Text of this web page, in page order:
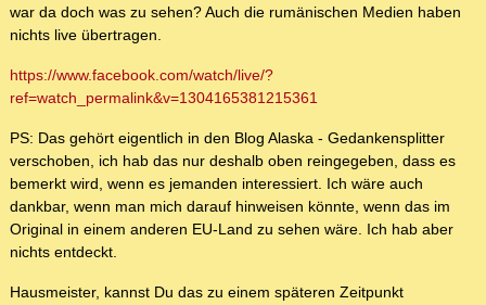
war da doch was zu sehen? Auch die rumänischen Medien haben
nichts live übertragen.
https://www.facebook.com/watch/live/?
ref=watch_permalink&v=1304165381215361
PS: Das gehört eigentlich in den Blog Alaska - Gedankensplitter
verschoben, ich hab das nur deshalb oben reingegeben, dass es
bemerkt wird, wenn es jemanden interessiert. Ich wäre auch
dankbar, wenn man mich darauf hinweisen könnte, wenn das im
Original in einem anderen EU-Land zu sehen wäre. Ich hab aber
nichts entdeckt.
Hausmeister, kannst Du das zu einem späteren Zeitpunkt